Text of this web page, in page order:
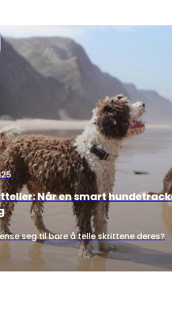
Når en smart
seg til bare å telle skrittene deres?